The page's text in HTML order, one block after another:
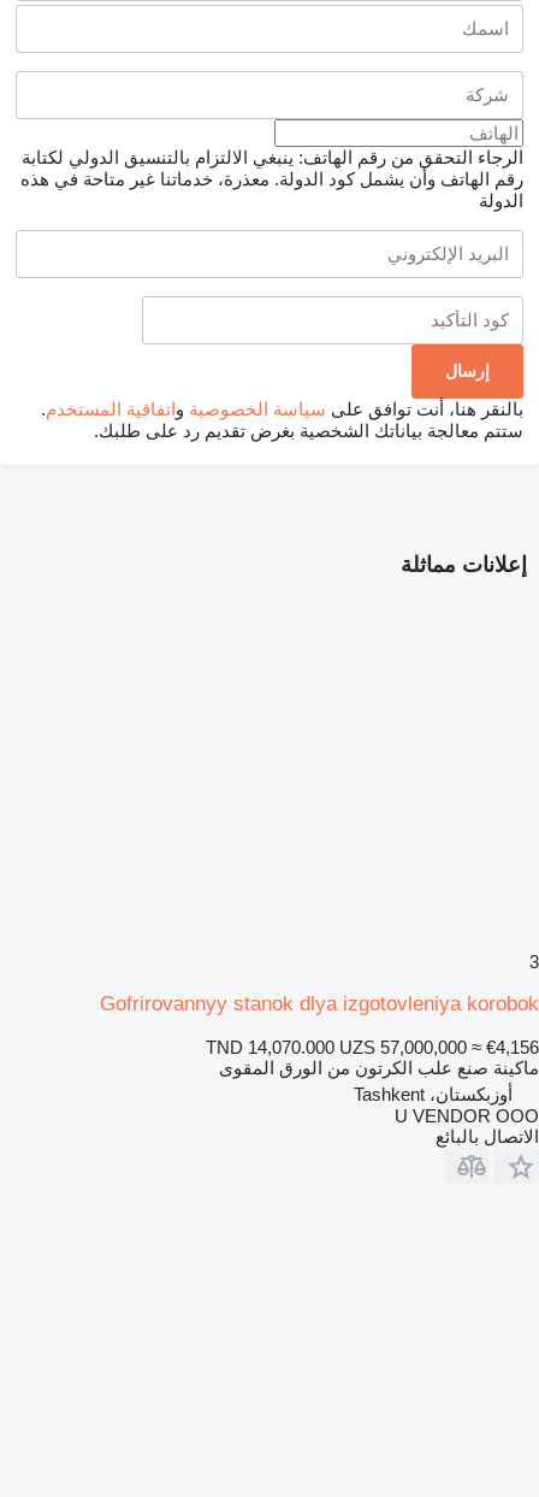
الرجاء التحقق من رقم الهاتف: ينبغي الالتزام بالتنسيق الدولي لكتابة
رقم الهاتف وأن يشمل كود الدولة. معذرة، خدماتنا غير متاحة في هذه
الدولة
بالنقر هنا، أنت توافق على سياسة الخصوصية واتفاقية المستخدم.
ستتم معالجة بياناتك الشخصية بغرض تقديم رد على طلبك.
إعلانات مماثلة
3
Gofrirovannyy stanok dlya izgotovleniya korobok
TND 14,070.000 UZS 57,000,000 ≈ €4,156
ماكينة صنع علب الكرتون من الورق المقوى
أوزبكستان، Tashkent
U VENDOR OOO
الاتصال بالبائع